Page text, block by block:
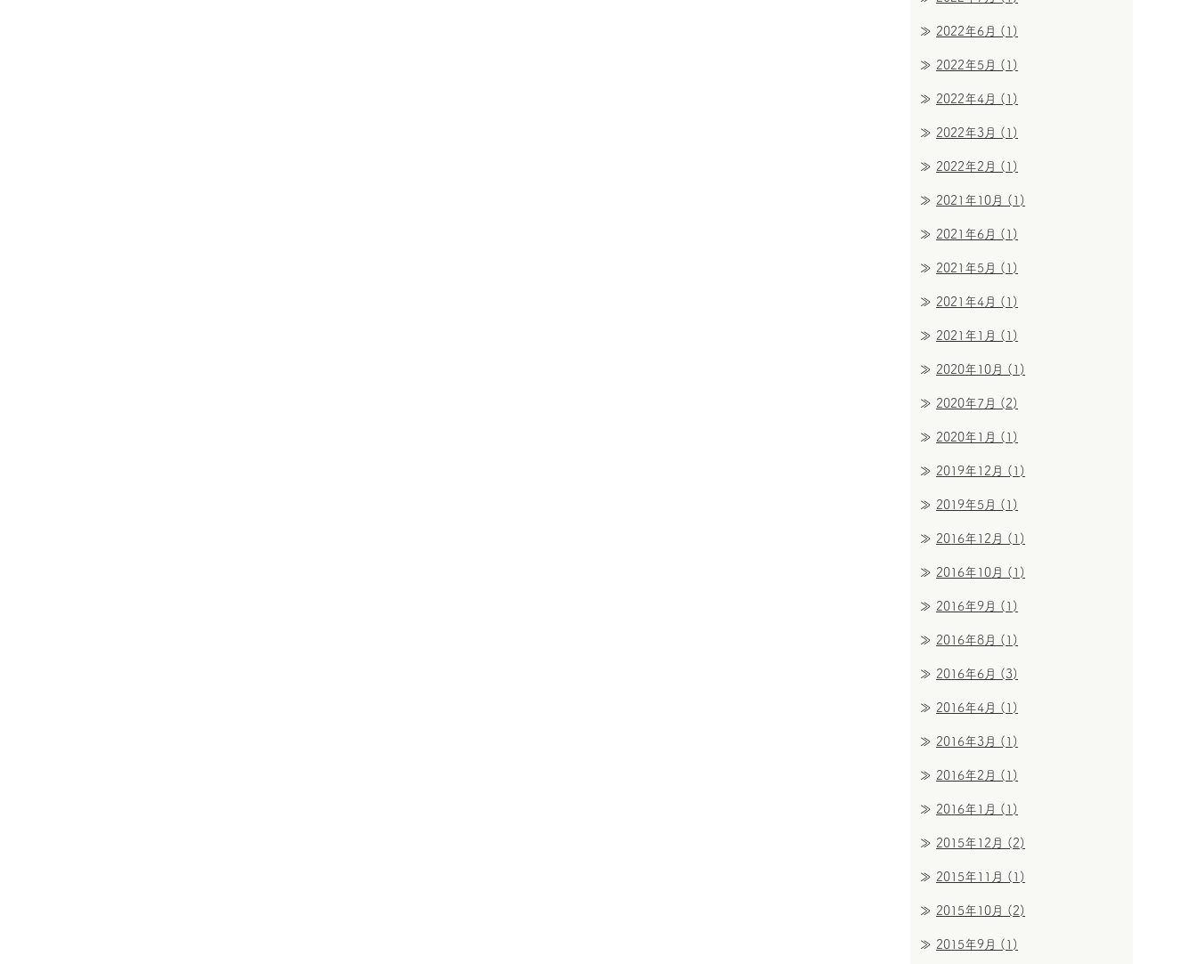
2022年6月 (1)
2022年5月 (1)
2022年4月 (1)
2022年3月 (1)
2022年2月 (1)
2021年10月 (1)
2021年6月 (1)
2021年5月 (1)
2021年4月 (1)
2021年1月 (1)
2020年10月 (1)
2020年7月 (2)
2020年1月 (1)
2019年12月 (1)
2019年5月 (1)
2016年12月 (1)
2016年10月 (1)
2016年9月 (1)
2016年8月 (1)
2016年6月 (3)
2016年4月 (1)
2016年3月 (1)
2016年2月 (1)
2016年1月 (1)
2015年12月 (2)
2015年11月 (1)
2015年10月 (2)
2015年9月 (1)